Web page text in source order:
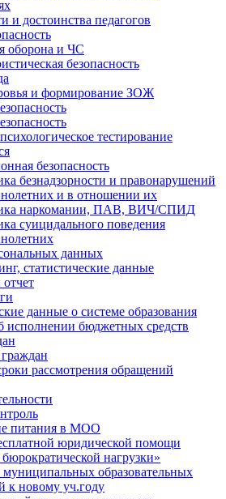
и достоинства педагогов
оборона и ЧС
безопасность
и формирование ЗОЖ
тестирование
безопасность
безнадзорности и правонарушений
и в отношении их
наркомании, ПАВ, ВИЧ/СПИД
суицидального поведения
данных
статистические данные
данные о системе образования
исполнении бюджетных средств
рассмотрения обращений
питания в МОО
юридической помощи
нагрузки»
муниципальных образовательных
к новому уч.году